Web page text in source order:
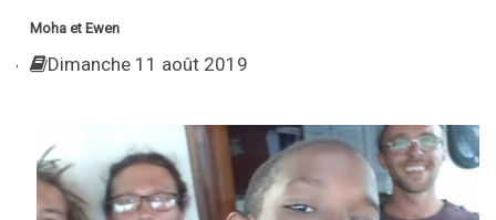
Moha et Ewen
Dimanche 11 août 2019